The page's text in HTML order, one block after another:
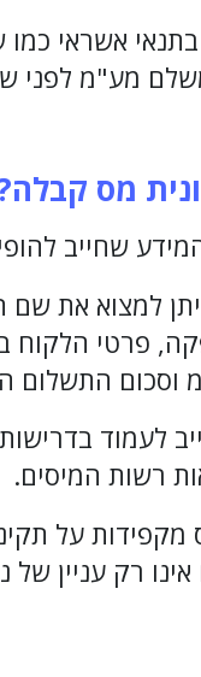
מע"מ לפני
מס קבלה
שחייב
למצוא את
פרטי הלקוח
התשלום
לעמוד
רשות המיסים.
2026 רשויות המס
רק עניין של